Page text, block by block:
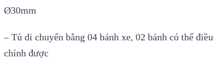
Ø30mm
– Tủ di chuyển bằng 04 bánh xe, 02 bánh có thể điều
chỉnh được